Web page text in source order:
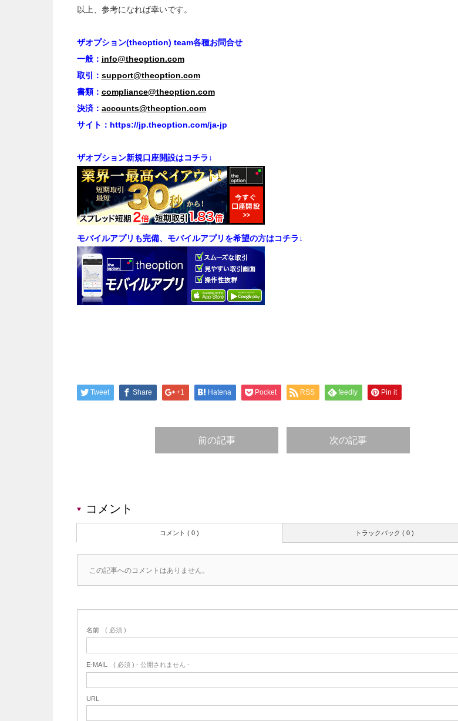
以上、参考になれば幸いです。
ザオプション(theoption) team各種お問合せ
一般： info@theoption.com
取引： support@theoption.com
書類： compliance@theoption.com
決済： accounts@theoption.com
サイト：https://jp.theoption.com/ja-jp
ザオプション新規口座開設はコチラ↓
モバイルアプリも完備、モバイルアプリを希望の方はコチラ↓
Tweet Share +1 Hatena Pocket RSS feedly Pin it
前の記事 次の記事
コメント
トラックバック ( 0 )
コメント ( 0 )
この記事へのコメントはありません。
名前 ( 必須 )
E-MAIL ( 必須 ) - 公開されません -
URL